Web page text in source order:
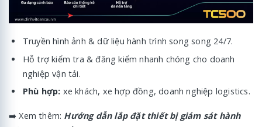
Truyền hình ảnh & dữ liệu hành trình song song 24/7.
Hỗ trợ kiểm tra & đăng kiểm nhanh chóng cho doanh
nghiệp vận tải.
Phù hợp: xe khách, xe hợp đồng, doanh nghiệp logistics.
➡️ Xem thêm: Hướng dẫn lắp đặt thiết bị giám sát hành